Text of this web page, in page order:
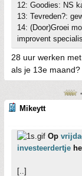
12: Goodies: NS
13: Tevreden?:
14: (Door)Groei
improvent
28 uur werken
als je 13e
Mikeytt
Op
investeerdertje
[..]